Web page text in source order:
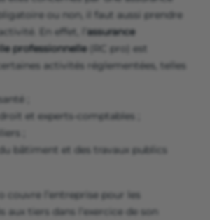
ou non, il faut aussi prendre
En effet, l’ assurance
professionnelle(RC pro) est
activités réglementées, telles
;
et experts-comptables ;
;
bâtiment et des travaux publics
couvre l’entreprise pour les
aux tiers dans l’exercice de son